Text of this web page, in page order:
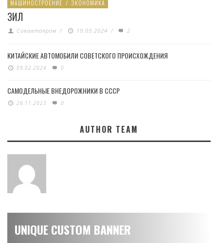
МАШИНОСТРОЕНИЕ / ЭКОНОМИКА
ЗИЛ
Совавтопром / 19.03.2024 / 2
КИТАЙСКИЕ АВТОМОБИЛИ СОВЕТСКОГО ПРОИСХОЖДЕНИЯ
09.02.2024 0
САМОДЕЛЬНЫЕ ВНЕДОРОЖНИКИ В СССР
26.11.2023 0
AUTHOR TEAM
UNIQUE CUSTOM BANNER